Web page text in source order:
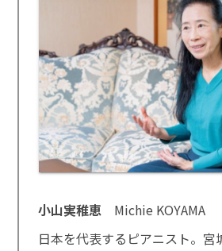
小山実稚恵 Michie KOYAMA
日本を代表するピアニスト。宮